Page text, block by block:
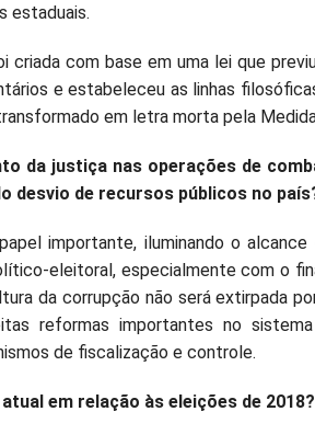
estaduais.
criada com base em uma lei que
e estabeleceu as linhas
em letra morta pela
da justiça nas operações de
desvio de recursos públicos no
importante, iluminando o
eleitoral, especialmente com o
da corrupção não será extirpada
reformas importantes no
de fiscalização e controle.
em relação às eleições de 2018?